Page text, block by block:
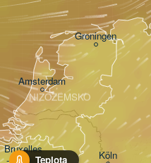
Teplota
Köln
Bruxelles
- Brussel
Amsterdam
Groningen
NIZOZEMSKO